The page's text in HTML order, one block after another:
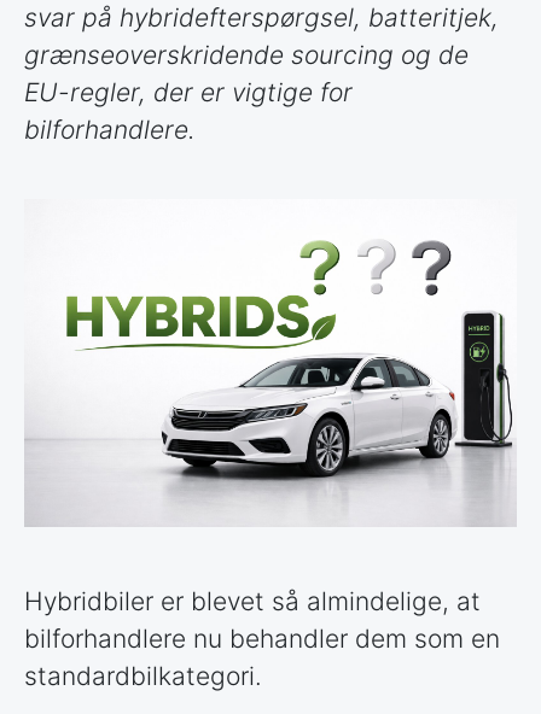
svar på hybridefterspørgsel, batteritjek,
grænseoverskridende sourcing og de
EU-regler, der er vigtige for
bilforhandlere.
Hybridbiler er blevet så almindelige, at
bilforhandlere nu behandler dem som en
standardbilkategori.